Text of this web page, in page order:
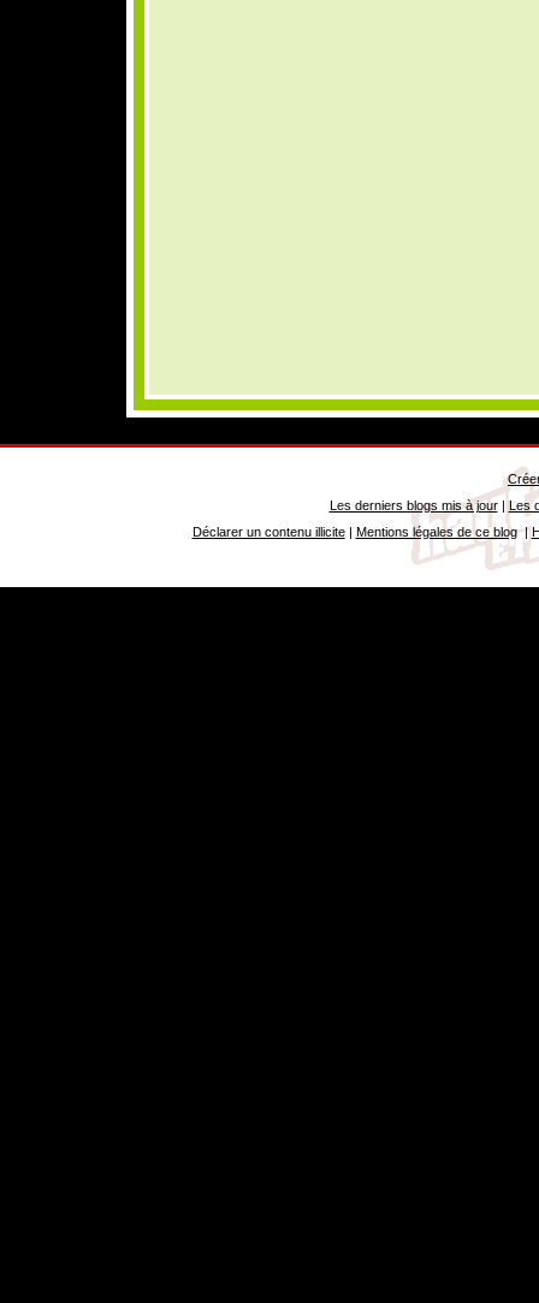
Les derniers blogs mis à jour| Les
Déclarer un contenu illicite| Mentions légales de ce blog|